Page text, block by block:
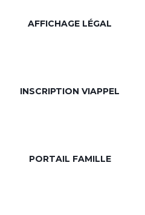
AFFICHAGE LÉGAL
INSCRIPTION VIAPPEL
PORTAIL FAMILLE